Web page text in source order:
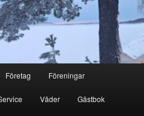
Företag Föreningar
Väder Gästbok